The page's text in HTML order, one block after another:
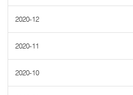
2020-12
2020-11
2020-10